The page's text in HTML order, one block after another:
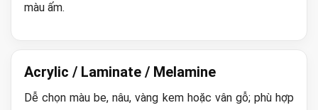
màu ấm.
Acrylic / Laminate / Melamine
Dễ chọn màu be, nâu, vàng kem hoặc vân gỗ; phù hợp